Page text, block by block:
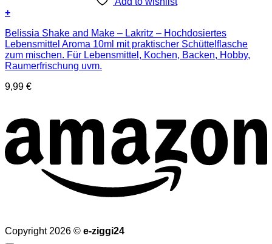
+
Belissia Shake and Make – Lakritz – Hochdosiertes
Lebensmittel Aroma 10ml mit praktischer Schüttelflasche
zum mischen. Für Lebensmittel, Kochen, Backen, Hobby,
Raumerfrischung uvm.
9,99 €
Copyright 2026 © e-ziggi24